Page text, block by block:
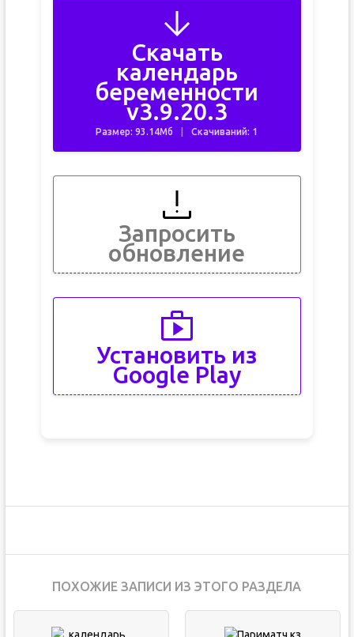
Скачать
календарь
беременности
v3.9.20.3
Размер: 93.14Мб Скачиваний: 1
Запросить
обновление
Установить из
Google Play
ПОХОЖИЕ ЗАПИСИ ИЗ ЭТОГО РАЗДЕЛА